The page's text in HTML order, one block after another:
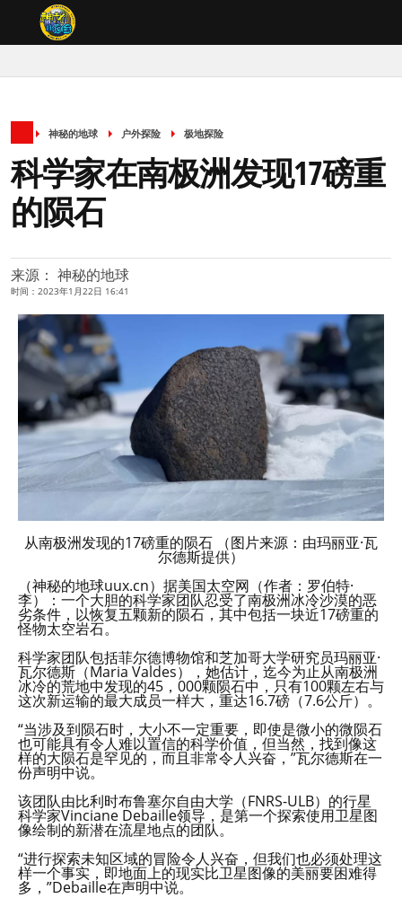
神秘的地球 户外探险 极地探险
科学家在南极洲发现17磅重
的陨石
来源： 神秘的地球
时间：2023年1月22日 16:41
从南极洲发现的17磅重的陨石 （图片来源：由玛丽亚·瓦
尔德斯提供）
（神秘的地球uux.cn）据美国太空网（作者：罗伯特·
李）：一个大胆的科学家团队忍受了南极洲冰冷沙漠的恶
劣条件，以恢复五颗新的陨石，其中包括一块近17磅重的
怪物太空岩石。
科学家团队包括菲尔德博物馆和芝加哥大学研究员玛丽亚·
瓦尔德斯（Maria Valdes），她估计，迄今为止从南极洲
冰冷的荒地中发现的45，000颗陨石中，只有100颗左右与
这次新运输的最大成员一样大，重达16.7磅（7.6公斤）。
“当涉及到陨石时，大小不一定重要，即使是微小的微陨石
也可能具有令人难以置信的科学价值，但当然，找到像这
样的大陨石是罕见的，而且非常令人兴奋，”瓦尔德斯在一
份声明中说。
该团队由比利时布鲁塞尔自由大学（FNRS-ULB）的行星
科学家Vinciane Debaille领导，是第一个探索使用卫星图
像绘制的新潜在流星地点的团队。
“进行探索未知区域的冒险令人兴奋，但我们也必须处理这
样一个事实，即地面上的现实比卫星图像的美丽要困难得
多，”Debaille在声明中说。